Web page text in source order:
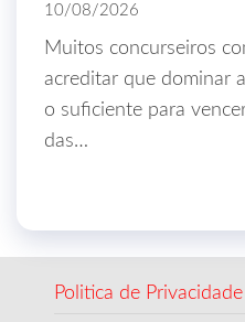
10/08/2026
Muitos concurseiros
acreditar que dominar
o suficiente para
das…
Politica de Privacidade